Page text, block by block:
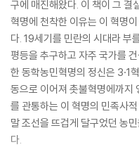
구에 매진해왔다. 이 책이 그 결
혁명에 천착한 이유는 이 혁명
다. 19세기를 민란의 시대라 부
평등을 추구하고 자주 국가를
한 동학농민혁명의 정신은 3·1
동으로 이어져 촛불혁명에까지
를 관통하는 이 혁명의 민족사
말 조선을 뜨겁게 달구었던 농
다.